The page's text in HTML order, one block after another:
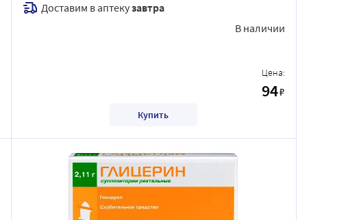
Доставим в аптекузавтра
В наличии
Цена:
94₽
Купить